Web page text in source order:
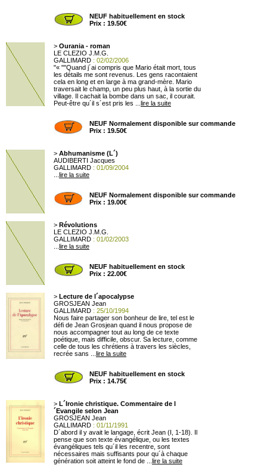
NEUF habituellement en stock
Prix : 19.50€
> Ourania - roman
LE CLEZIO J.M.G.
GALLIMARD : 02/02/2006
"« ""Quand j´ai compris que Mario était mort, tous
les détails me sont revenus. Les gens racontaient
cela en long et en large à ma grand-mère. Mario
traversait le champ, un peu plus haut, à la sortie du
village. Il cachait la bombe dans un sac, il courait.
Peut-être qu´il s´est pris les ... lire la suite
NEUF Normalement disponible sur commande
Prix : 19.50€
> Abhumanisme (L´)
AUDIBERTI Jacques
GALLIMARD : 01/09/2004
lire la suite
NEUF Normalement disponible sur commande
Prix : 19.00€
> Révolutions
LE CLEZIO J.M.G.
GALLIMARD : 01/02/2003
lire la suite
NEUF habituellement en stock
Prix : 22.00€
> Lecture de l´apocalypse
GROSJEAN Jean
GALLIMARD : 25/10/1994
Nous faire partager son bonheur de lire, tel est le
défi de Jean Grosjean quand il nous propose de
nous accompagner tout au long de ce texte
poétique, mais difficile, obscur. Sa lecture, comme
celle de tous les chrétiens à travers les siècles,
recrée sans ... lire la suite
NEUF habituellement en stock
Prix : 14.75€
> L´Ironie christique. Commentaire de l
´Evangile selon Jean
GROSJEAN Jean
GALLIMARD : 01/11/1991
D´abord il y avait le langage , écrit Jean (I, 1-18). Il
pense que son texte évangélique, ou les textes
évangéliques tels qu´il les recentre, sont
nécessaires mais suffisants pour qu´à chaque
génération soit atteint le fond de ... lire la suite